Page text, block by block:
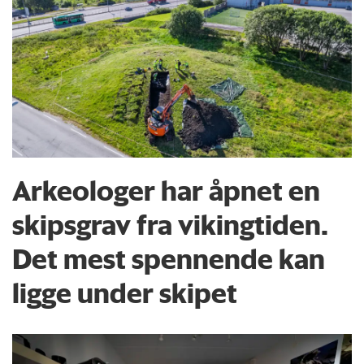
Arkeologer har åpnet en
skipsgrav fra vikingtiden.
Det mest spennende kan
ligge under skipet